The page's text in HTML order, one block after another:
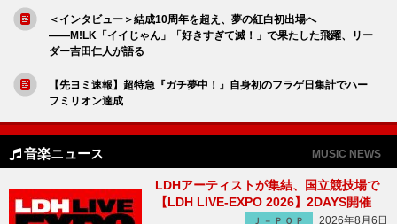
＜インタビュー＞結成10周年を超え、夢の紅白初出場へ
――M!LK「イイじゃん」「好きすぎて滅！」で果たした飛躍、リー
ダー吉田仁人が語る
【先ヨミ速報】超特急『ガチ夢中！』自身初のフラゲ日集計でハー
フミリオン達成
音楽ニュース MUSIC NEWS
LDHアーティストが集結、国立競技場で
【LDH LIVE-EXPO 2026】2DAYS開催
Ｊ－ＰＯＰ 2026年8月6日